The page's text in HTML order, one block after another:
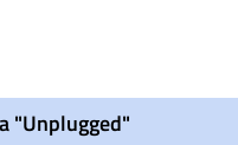
"Unplugged"